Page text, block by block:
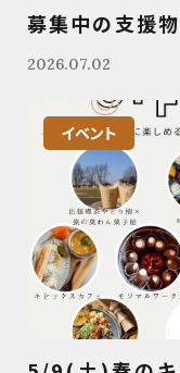
募集中の支援
2026.07.02
イベント